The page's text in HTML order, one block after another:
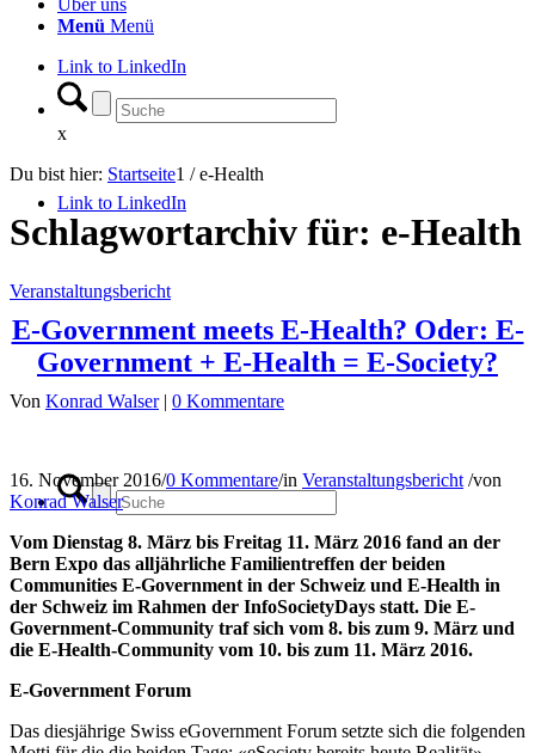
Link to LinkedIn
Über uns
Menü Menü
Link to LinkedIn
x
Du bist hier: Startseite1 / e-Health
Schlagwortarchiv für: e-Health
Veranstaltungsbericht
E-Government meets E-Health? Oder: E-
Government + E-Health = E-Society?
Von Konrad Walser | 0 Kommentare
16. November 2016/0 Kommentare/in Veranstaltungsbericht /von
Konrad Walser
Vom Dienstag 8. März bis Freitag 11. März 2016 fand an der
Bern Expo das alljährliche Familientreffen der beiden
Communities E-Government in der Schweiz und E-Health in
der Schweiz im Rahmen der InfoSocietyDays statt. Die E-
Government-Community traf sich vom 8. bis zum 9. März und
die E-Health-Community vom 10. bis zum 11. März 2016.
E-Government Forum
Das diesjährige Swiss eGovernment Forum setzte sich die folgenden